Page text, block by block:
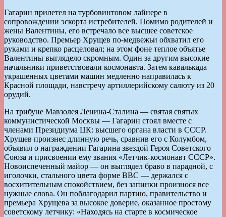
Гагарин прилетел на турбовинтовом лайнере в
сопровождении эскорта истребителей. Помимо родителей и
жены Валентины, его встречало все высшее советское
руководство. Премьер Хрущев по-медвежьи обхватил его
руками и крепко расцеловал; на этом фоне теплое объятье
Валентины выглядело скромным. Один за другим высокие
начальники приветствовали космонавта. Затем кавалькада
украшенных цветами машин медленно направилась к
Красной площади, навстречу артиллерийскому салюту из 20
орудий.
На трибуне Мавзолея Ленина-Сталина — святая святых
коммунистической Москвы — Гагарин стоял вместе с
членами Президиума ЦК: высшего органа власти в СССР.
Хрущев произнес длинную речь, сравнив его с Колумбом,
объявил о награждении Гагарина звездой Героя Советского
Союза и присвоении ему звания «Летчик-космонавт СССР».
Новоиспеченный майор — он выглядел браво в парадной, с
иголочки, стального цвета форме ВВС — держался с
восхитительным спокойствием, без запинки произнося все
нужные слова. Он поблагодарил партию, правительство и
премьера Хрущева за высокое доверие, оказанное простому
советскому летчику: «Находясь на старте в космическое